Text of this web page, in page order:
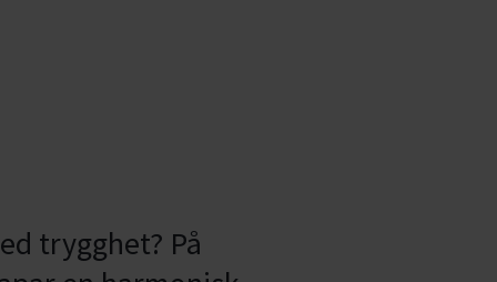
trygghet? På